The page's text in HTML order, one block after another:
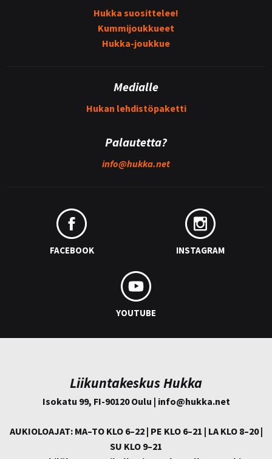
Hukka suosittelee!
Kummijoukkueet
Hukka-joukkue
Medialle
Hukan lehdistöpaketti
Palautetta?
info@hukka.net
FACEBOOK INSTAGRAM
YOUTUBE
Liikuntakeskus Hukka
Isokatu 99, FI-90120 Oulu | info@hukka.net
AUKIOLOAJAT: MA–TO KLO 6–22 | PE KLO 6–21 | LA KLO 8–20 |
SU KLO 9–21